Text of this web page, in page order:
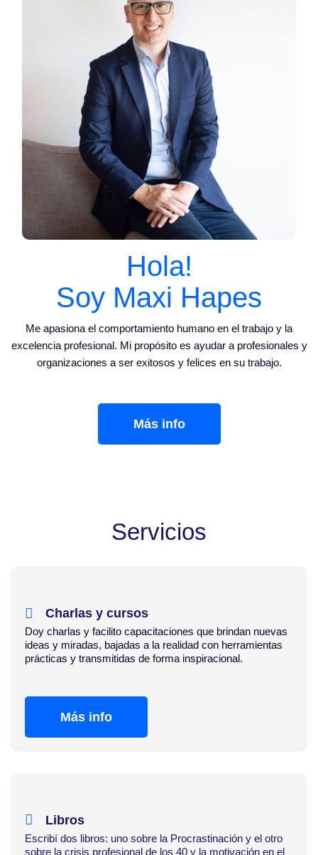
Hola!
Soy Maxi Hapes
Me apasiona el comportamiento humano en el trabajo y la
excelencia profesional. Mi propósito es ayudar a profesionales y
organizaciones a ser exitosos y felices en su trabajo.
Más info
Servicios
Charlas y cursos
Doy charlas y facilito capacitaciones que brindan nuevas
ideas y miradas, bajadas a la realidad con herramientas
prácticas y transmitidas de forma inspiracional.
Más info
Libros
Escribí dos libros: uno sobre la Procrastinación y el otro
sobre la crisis profesional de los 40 y la motivación en el